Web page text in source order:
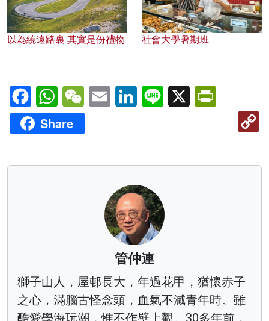
以為繞遠路裏 其實是份禮物 社會大學暑期班
FacebookWhatsAppWeChatEmail LinkedInLine X
Share
管仲連
獅子山人，屋邨長大，年過花甲，猶懷赤子
之心，滿腦古怪念頭，血氣不減青年時。雖
酷愛學海玩潮，惟不作壁上觀。30多年前，